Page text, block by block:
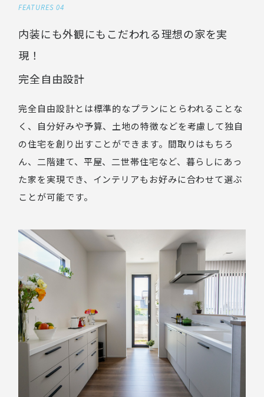
FEATURES 04
内装にも外観にもこだわれる理想の家を実
現！
完全自由設計
完全自由設計とは標準的なプランにとらわれることな
く、自分好みや予算、土地の特徴などを考慮して独自
の住宅を創り出すことができます。間取りはもちろ
ん、二階建て、平屋、二世帯住宅など、暮らしにあっ
た家を実現でき、インテリアもお好みに合わせて選ぶ
ことが可能です。